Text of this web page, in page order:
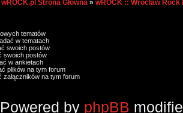
Strona Główna » wROCK :: Wroclaw Rock
tematów
w tematach
swoich postów
swoich postów
w ankietach
plików na tym forum
załączników na tym forum
Powered by phpBB